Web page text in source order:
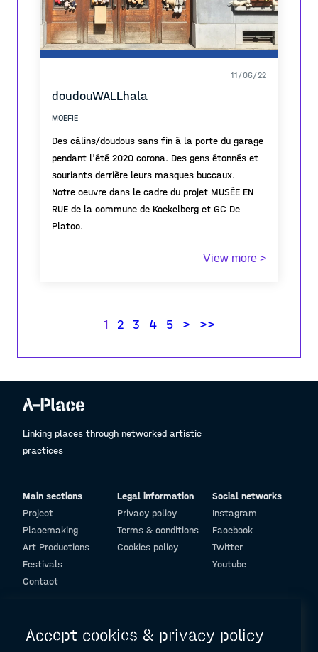
11/06/22
doudouWALLhala
MOEFIE
Des câlins/doudous sans fin à la porte du garage
pendant l'été 2020 corona. Des gens étonnés et
souriants derrière leurs masques buccaux.
Notre oeuvre dans le cadre du projet MUSÉE EN
RUE de la commune de Koekelberg et GC De
Platoo.
également déposer un doudou. Le plaisir de
View more >
1 2 3 4 5 > >>
Linking places through networked artistic
practices
Main sections
Project
Placemaking
Art Productions
Festivals
Contact
Legal information
Privacy policy
Terms & conditions
Cookies policy
Social networks
Instagram
Facebook
Twitter
Youtube
Accept cookies & privacy policy